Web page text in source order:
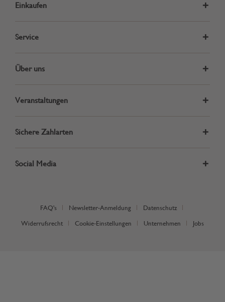
Einkaufen
Service
Über uns
Veranstaltungen
Sichere Zahlarten
Social Media
FAQ's Newsletter-Anmeldung Datenschutz
Widerrufsrecht Cookie-Einstellungen Unternehmen Jobs